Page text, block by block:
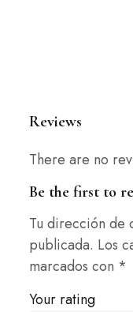
Reviews
There are no
Be the first to
Tu dirección de
publicada. Los
marcados con *
Your rating